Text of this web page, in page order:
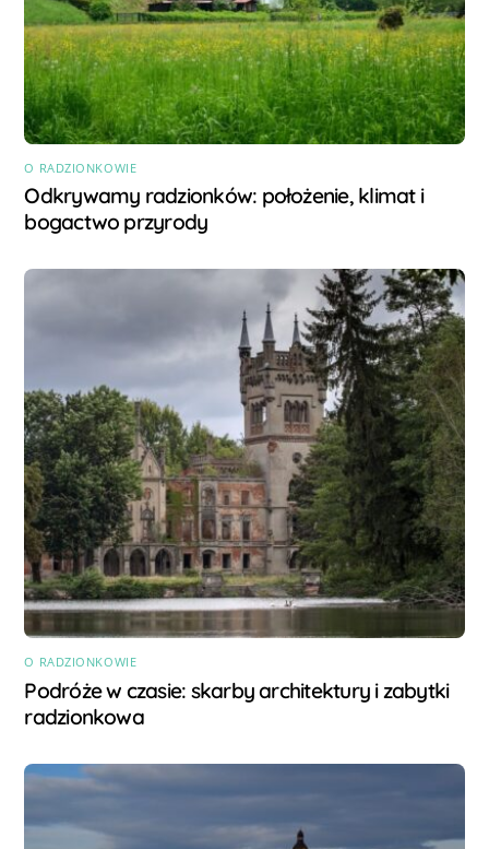
O RADZIONKOWIE
Odkrywamy radzionków: położenie, klimat i
bogactwo przyrody
O RADZIONKOWIE
Podróże w czasie: skarby architektury i zabytki
radzionkowa